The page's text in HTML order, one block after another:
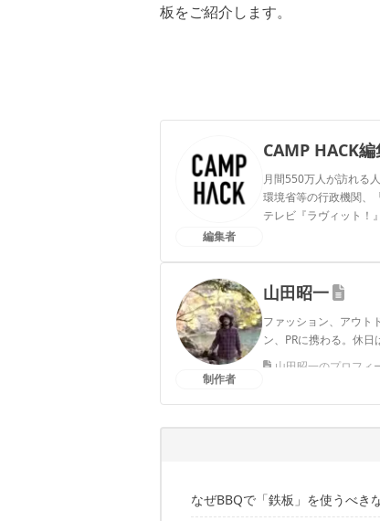
板をご紹介します。
編集者
CAMP HACK編
月間550万人が訪れる
環境省等の行政機関、
テレビ『ラヴィット！
制作者
山田昭一
ファッション、アウト
ン、PRに携わる。休
山田昭一のプロフィ
なぜBBQで「鉄板」を使うべき